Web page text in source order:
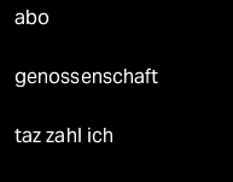
abo
genossenschaft
taz zahl ich